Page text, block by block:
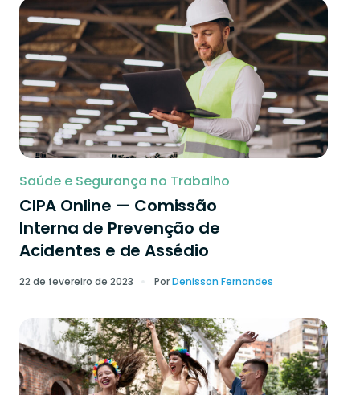
Saúde e Segurança no Trabalho
CIPA Online — Comissão
Interna de Prevenção de
Acidentes e de Assédio
22 de fevereiro de 2023 PorDenisson Fernandes